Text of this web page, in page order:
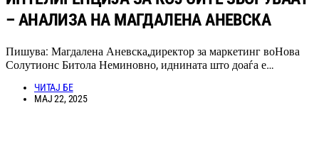
– АНАЛИЗА НА МАГДАЛЕНА АНЕВСКА
Пишува: Магдалена Аневска,директор за маркетинг воНова
Солутионс Битола Неминовно, иднината што доаѓа е…
ЧИТАЈ БЕ
МАЈ 22, 2025